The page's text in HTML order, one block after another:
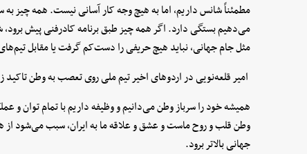
مطمئناً شانس داریم، اما به هیچ وجه کار آسانی نیست. همه چیز
می‌دهیم بستگی دارد. اگر همه چیز طبق برنامه کادرفنی پیش
مثل جام جهانی، نباید هیچ حریفی را دست‌کم گرفت یا مقابل
امیر قلعه‌نویی در اردوهای اخیر تیم ملی روی تعصب به وطن
همیشه خود را سرباز وطن می‌دانیم و وظیفه داریم با تمام توان و
وطن قلب و روح ماست و عشق و علاقه ما به ایران، سبب می‌شود از
جهانی بالاتر برود.